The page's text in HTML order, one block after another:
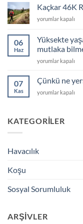
için
Kaçkar 46K
Kaçkar
için
yorumlar kapalı
06
Haz
Yüksekte
mutlaka
Yüksekte
paraşüt
atlayışı
hakkında
gerekenler
yorumlar kapalı
07
Kas
Çünkü ne
Çünkü
o
olursun!
yorumlar kapalı
KATEGORILER
Havacılık
Koşu
Sosyal Sorumluluk
ARŞIVLER